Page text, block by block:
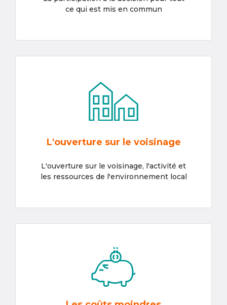
ce qui est mis en commun
L'ouverture sur le voisinage
L'ouverture sur le voisinage, l'activité et
les ressources de l'environnement local